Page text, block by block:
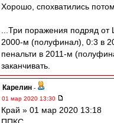
Хорошо, спохватились потом.
...Три поражения подряд
2000-м (полуфинал), 0:3 в
пенальти в 2011-м
заканчивать.
Карелин -
01 мар 2020 13:30
Край » 01 мар 2020 13:18